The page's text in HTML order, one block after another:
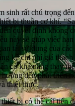
sinh rất chú trọng
bị thuần cơ khí.
quyết định không
này sẽ giúp việc
tái sử dụng của
kể chi phí giá
có khả năng thay
đến phát triển
thiết thực.
bị có thể cải tiến